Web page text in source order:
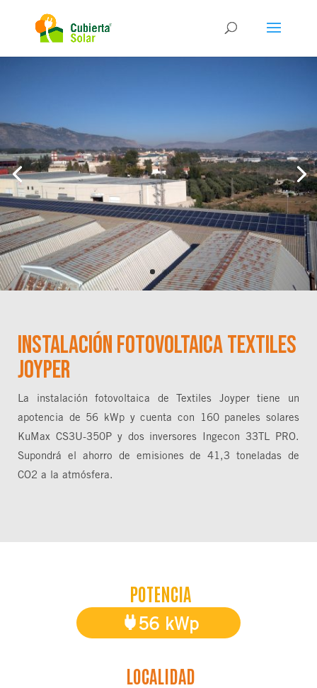
Instalación fotovoltaica Textiles
Joyper
La instalación fotovoltaica de Textiles Joyper tiene un
apotencia de 56 kWp y cuenta con 160 paneles solares
KuMax CS3U-350P y dos inversores Ingecon 33TL PRO.
Supondrá el ahorro de emisiones de 41,3 toneladas de
CO2 a la atmósfera.
POTENCIA
56 kWp
LOCALIDAD